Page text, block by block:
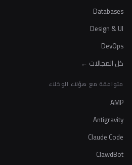
Databases
Design & UI
DevOps
كل المجالات ←
متوافقة مع هؤلاء الوكلاء
AMP
Antigravity
Claude Code
ClawdBot